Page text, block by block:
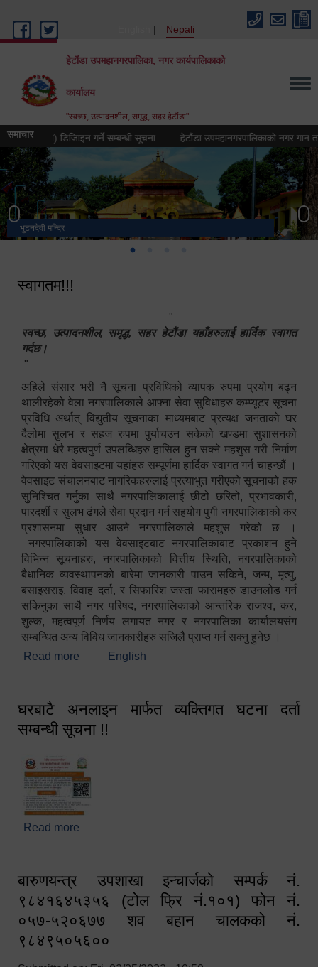
Nepali
हेटौंडा उपमहानगरपालिका, नगर कार्यपालिकाको
कार्यालय
"स्वच्छ, उत्पादनशील, समृद्ध, सहर हेटौंडा"
समाचार
(लोगो) डिजिाइन गर्ने सम्बन्धी सूचना हेटौंडा उपमहानगरपालिकाको नगर गान तयार
भुटनदेवी मन्दिर
स्मारक
हेटौंडा उपमहानगरपालिका नगर कार्यपालिकाको कार्यालय
मनकामना डाँडाबाट देखिएको दृश्य
स्वागतम!!!
"
स्वच्छ, उत्पादनशील, समृद्ध, सहर हेटौंडा यहाँहरुलाई हार्दिक स्वागत
गर्दछ।
"
अहिले संसार भरी नै सूचना प्रविधिको व्यापक रुपमा प्रयोग बढ्न
थालीरहेको वेला नगरपालिकाले आफ्ना सेवा सुविधाहरु कम्प्यूटर सूचना
प्रविधि अर्थात् विद्युतीय सूचनाका माध्यमबाट प्रत्यक्ष जनताको घर
दैलोमा सुलभ र सहज रुपमा पुर्याचउन सकेको खण्डमा सुशासनको
क्षेत्रमा धेरै महत्वपुर्ण उपलब्धिहरु हासिल हुन सक्ने महशुस गरी निर्माण
गरिएको यस वेवसाइटमा यहांहरु सम्पूर्णमा हार्दिक स्वागत गर्न चाहन्छौं ।
वेवसाइट संचालनबाट नागरिकहरुलाई प्रत्याभुत गरीएको सूचनाको हक
सुनिश्चित गर्नुका साथै नगरपालिकालाई छीटो छरितो, प्रभावकारी,
पारदर्शी र सुलभ ढंगले सेवा प्रदान गर्न सहयोग पुगी नगरपालिकाको कर
प्रशासनमा सुधार आउने नगरपालिकाले महशुस गरेको छ ।
नगरपालिकाको यस वेवसाइटबाट नगरपालिकाबाट प्रकाशन हुने
विभिन्न सूचनाहरु, नगरपालिकाको वित्तीय स्थिति, नगरपालिकाको
बैधानिक व्यवस्थापनको बारेमा जानकारी पाउन सकिने, जन्म, मृत्यु,
बसाइसराइ, विवाह दर्ता, र सिफारिश जस्ता फारामहरु डाउनलोड गर्न
सकिनुका साथै नगर परिषद, नगरपालिकाको आन्तरिक राजश्व, कर,
शुल्क, महत्वपूर्ण निर्णय लगायत नगर र नगरपालिका कार्यालयसंग
सम्बन्धित अन्य विविध जानकारीहरु सजिलै प्राप्त गर्न सक्नु हुनेछ ।
Read more about स्वागतम!!!
English
घरबाटै अनलाइन मार्फत व्यक्तिगत घटना दर्ता
सम्बन्धी सूचना !!
Read more
बारुणयन्त्र उपशाखा इन्चार्जको सम्पर्क नं.
९८४१६४५३५६ (टोल फ्रि नं.१०१) फोन नं.
०५७-५२०६७७ शव बहान चालकको नं.
९८४९५०५६००